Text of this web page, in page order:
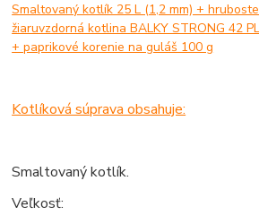
Smaltovaný kotlík 25 L (1,2 mm) +
žiaruvzdorná kotlina BALKY STRONG 42
+ paprikové korenie na guláš 100 g
Kotlíková súprava obsahuje:
Smaltovaný kotlík.
Veľkosť: